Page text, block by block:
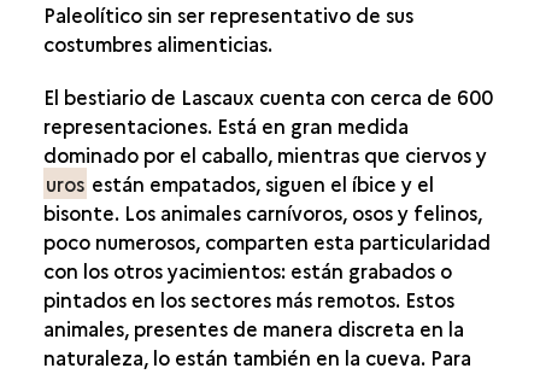
TEMÁTICA
LA PERSPECTIVA
LA CONSTRUCCIÓN DE LAS FIGURAS
LA CONSTRUCCIÓN DE LOS PANELES
Paleolítico sin ser representativo de sus
costumbres alimenticias.
El bestiario de Lascaux cuenta con cerca de 600
representaciones. Está en gran medida
dominado por el caballo, mientras que ciervos y
uros están empatados, siguen el íbice y el
bisonte. Los animales carnívoros, osos y felinos,
poco numerosos, comparten esta particularidad
con los otros yacimientos: están grabados o
pintados en los sectores más remotos. Estos
animales, presentes de manera discreta en la
naturaleza, lo están también en la cueva. Para